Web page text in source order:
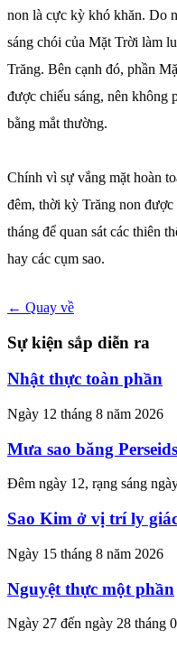
non là cực kỳ khó khăn. Do
sáng chói của Mặt Trời làm
Trăng. Bên cạnh đó, phần
được chiếu sáng, nên không
bằng mắt thường.
Chính vì sự vắng mặt hoàn
đêm, thời kỳ Trăng non
tháng để quan sát các thiên
hay các cụm sao.
← Quay về
Sự kiện sắp diễn ra
Nhật thực toàn phần
Ngày 12 tháng 8 năm 2026
Mưa sao băng Perseids
Đêm ngày 12, rạng sáng
Sao Kim ở vị trí ly
Ngày 15 tháng 8 năm 2026
Nguyệt thực một phần
Ngày 27 đến ngày 28 tháng